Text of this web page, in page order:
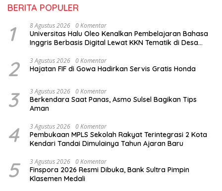
BERITA POPULER
1 8 Agustus 2026 0 Komentar
Universitas Halu Oleo Kenalkan Pembelajaran Bahasa
Inggris Berbasis Digital Lewat KKN Tematik di Desa
2 3 Agustus 2026 0 Komentar
Hajatan FIF di Gowa Hadirkan Servis Gratis Honda
3 3 Agustus 2026 0 Komentar
Berkendara Saat Panas, Asmo Sulsel Bagikan Tips
Aman
4 3 Agustus 2026 0 Komentar
Pembukaan MPLS Sekolah Rakyat Terintegrasi 2 Kota
Kendari Tandai Dimulainya Tahun Ajaran Baru
5 3 Agustus 2026 0 Komentar
Finspora 2026 Resmi Dibuka, Bank Sultra Pimpin
Klasemen Medali